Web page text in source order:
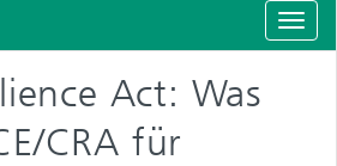
Act: Was
CRA für